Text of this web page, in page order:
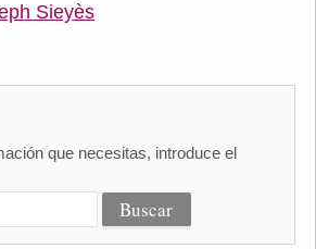
Sieyès
que necesitas, introduce el